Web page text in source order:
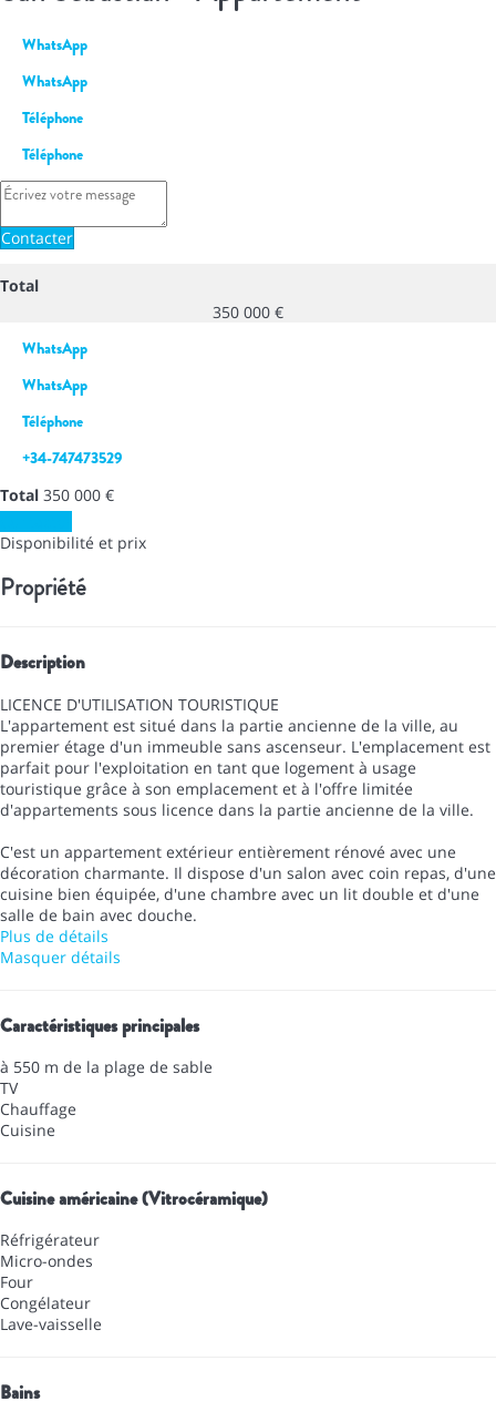
WhatsApp
WhatsApp
Téléphone
Téléphone
Contacter
Total
350 000 €
WhatsApp
WhatsApp
Téléphone
+34-747473529
Total 350 000 €
Disponibilité et prix
Propriété
Description
LICENCE D'UTILISATION TOURISTIQUE
L'appartement est situé dans la partie ancienne de la ville, au
premier étage d'un immeuble sans ascenseur. L'emplacement est
parfait pour l'exploitation en tant que logement à usage
touristique grâce à son emplacement et à l'offre limitée
d'appartements sous licence dans la partie ancienne de la ville.
C'est un appartement extérieur entièrement rénové avec une
décoration charmante. Il dispose d'un salon avec coin repas, d'une
cuisine bien équipée, d'une chambre avec un lit double et d'une
salle de bain avec douche.
Plus de détails
Masquer détails
Caractéristiques principales
à 550 m de la plage de sable
TV
Chauffage
Cuisine
Cuisine américaine (Vitrocéramique)
Réfrigérateur
Micro-ondes
Four
Congélateur
Lave-vaisselle
Bains